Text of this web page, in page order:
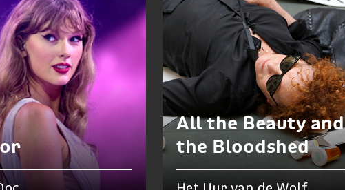
All the Beauty and
the Bloodshed